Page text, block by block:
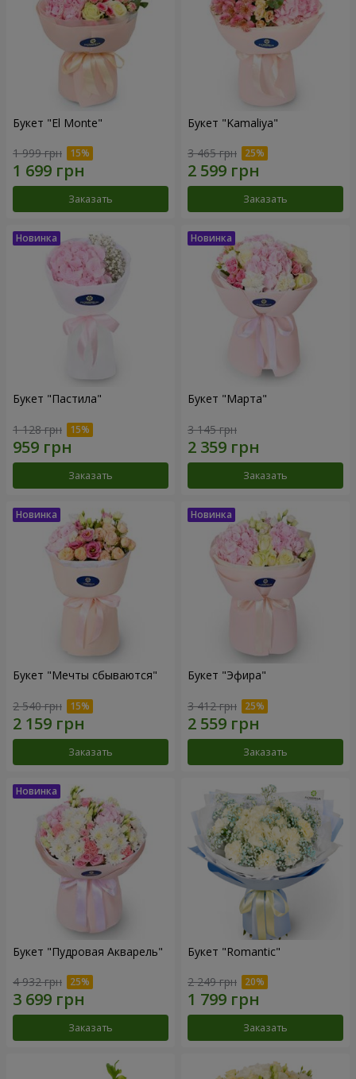
Букет "El Monte"
1 999 грн
Заказать
Букет "Kamaliya"
3 465 грн
Заказать
Букет "Пастила"
1 128 грн
Заказать
Букет "Марта"
3 145 грн
Заказать
Букет "Мечты сбываются"
2 540 грн
Заказать
Букет "Эфира"
3 412 грн
Заказать
Букет "Пудровая Акварель"
4 932 грн
Заказать
Букет "Romantic"
2 249 грн
Заказать